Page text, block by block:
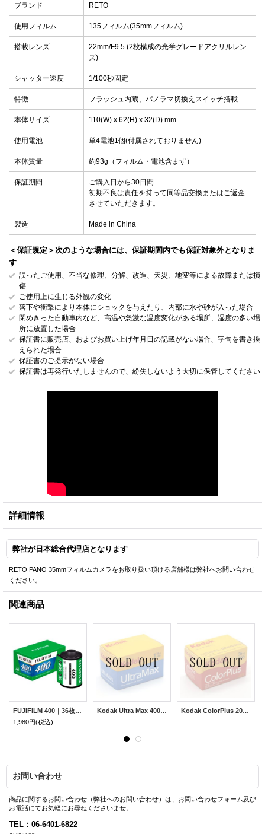
ブランド RETO
使用フィルム 135フィルム(35mmフィルム)
搭載レンズ
22mm/F9.5 (2枚構成の光学グレードアクリルレン
ズ)
シャッター速度 1/100秒固定
特徴 フラッシュ内蔵、パノラマ切換えスイッチ搭載
本体サイズ 110(W) x 62(H) x 32(D) mm
使用電池 単4電池1個(付属されておりません)
本体質量 約93g（フィルム・電池含まず）
保証期間
ご購入日から30日間
初期不良は責任を持って同等品交換またはご返金
させていただきます。
製造 Made in China
＜保証規定＞次のような場合には、保証期間内でも保証対象外となりま
す
誤ったご使用、不当な修理、分解、改造、天災、地変等による故障または損
傷
ご使用上に生じる外観の変化
落下や衝撃により本体にショックを与えたり、内部に水や砂が入った場合
閉めきった自動車内など、高温や急激な温度変化がある場所、湿度の多い場
所に放置した場合
保証書に販売店、およびお買い上げ年月日の記載がない場合、字句を書き換
えられた場合
保証書のご提示がない場合
保証書は再発行いたしませんので、紛失しないよう大切に保管してください
詳細情報
弊社が日本総合代理店となります
RETO PANO 35mmフィルムカメラをお取り扱い頂ける店舗様は弊社へお問い合わせ
ください。
関連商品
FUJIFILM 400｜36枚撮り
1,980円(税込)
Kodak Ultra Max 400｜36枚撮り Kodak ColorPlus 200｜36枚撮り
お問い合わせ
商品に関するお問い合わせ（弊社へのお問い合わせ）は、お問い合わせフォーム及び
お電話にてお気軽にお尋ねくださいませ。
TEL：06-6401-6822